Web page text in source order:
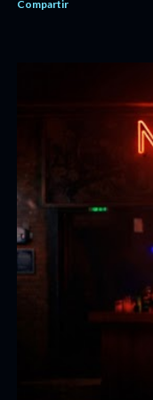
Compartir